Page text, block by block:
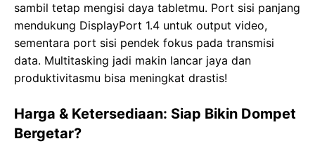
sambil tetap mengisi daya tabletmu. Port sisi panjang
mendukung DisplayPort 1.4 untuk output video,
sementara port sisi pendek fokus pada transmisi
data. Multitasking jadi makin lancar jaya dan
produktivitasmu bisa meningkat drastis!
Harga & Ketersediaan: Siap Bikin Dompet
Bergetar?